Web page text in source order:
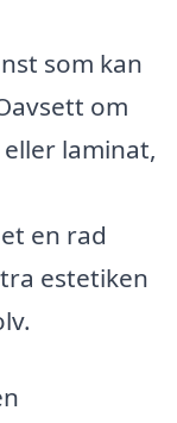
som kan
om
laminat,
en rad
estetiken